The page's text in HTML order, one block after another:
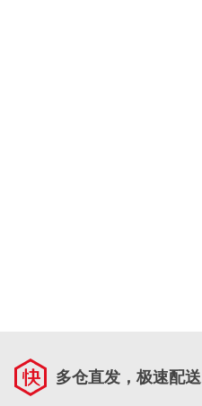
多仓直发，极速配送